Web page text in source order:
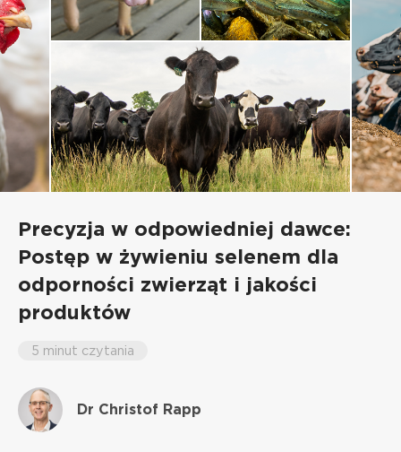
Precyzja w odpowiedniej dawce:
Postęp w żywieniu selenem dla
odporności zwierząt i jakości
produktów
5 minut czytania
Dr Christof Rapp